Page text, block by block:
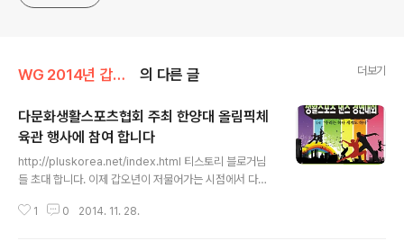
WG 2014년 갑오년 기록 의 다른 글 더보기
다문화생활스포츠협회 주최 한양대 올림픽체
육관 행사에 참여 합니다
http://pluskorea.net/index.html 티스토리 블로거님
들 초대 합니다. 이제 갑오년이 저물어가는 시점에서 다음
주체측의 초대로 별도 특별 코너 부스를 배당 받았읍니다.
1 0 2014. 11. 28.